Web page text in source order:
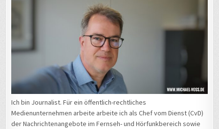
Ich bin Journalist. Für ein öffentlich-rechtliches
Medienunternehmen arbeite arbeite ich als Chef vom Dienst (CvD)
der Nachrichtenangebote im Fernseh- und Hörfunkbereich sowie